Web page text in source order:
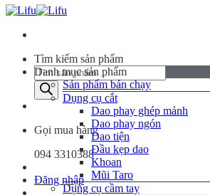
Tìm kiếm sản phẩm
Gọi mua hàng
094 3310388
Đăng nhập
Danh mục sản phẩm
Sản phẩm bán chạy
Dụng cụ cắt
Dao phay ghép mảnh
Dao phay ngón
Dao tiện
Đầu kẹp dao
Khoan
Mũi Taro
Dụng cụ cầm tay